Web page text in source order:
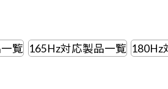
覧 165Hz対応製品一覧 180Hz